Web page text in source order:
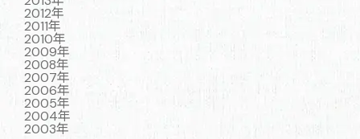
2012年
2011年
2010年
2009年
2008年
2007年
2006年
2005年
2004年
2003年